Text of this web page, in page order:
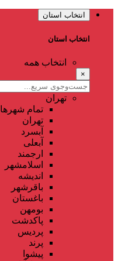
انتخاب استان
انتخاب استان
انتخاب همه
×
تهران
تمام شهر‌ها
تهران
آبسرد
آبعلی
ارجمند
اسلامشهر
اندیشه
باقرشهر
باغستان
بومهن
پاکدشت
پردیس
پرند
پیشوا